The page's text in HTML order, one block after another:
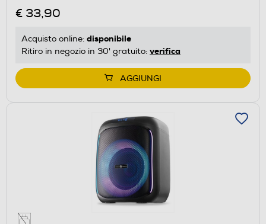
€ 33,90
Acquisto online: disponibile
Ritiro in negozio in 30' gratuito: verifica
AGGIUNGI